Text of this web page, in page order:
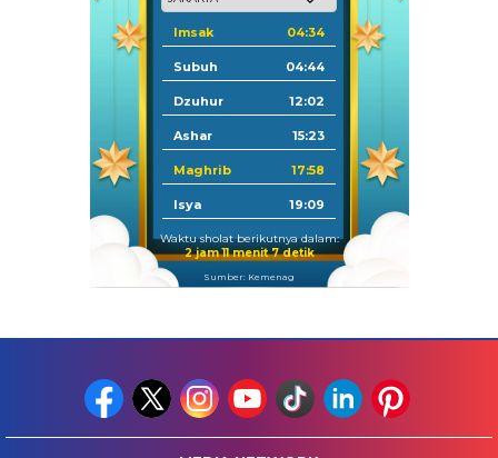
Imsak 04:34
Subuh 04:44
Dzuhur 12:02
Ashar 15:23
Maghrib 17:58
Isya 19:09
Waktu sholat berikutnya dalam:
2 jam 11 menit 6 detik
Sumber: Kemenag